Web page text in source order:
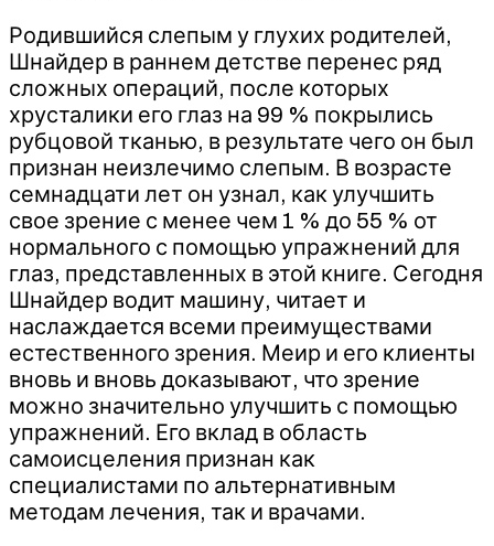
Родившийся слепым у глухих родителей,
Шнайдер в раннем детстве перенес ряд
сложных операций, после которых
хрусталики его глаз на 99 % покрылись
рубцовой тканью, в результате чего он был
признан неизлечимо слепым. В возрасте
семнадцати лет он узнал, как улучшить
свое зрение с менее чем 1 % до 55 % от
нормального с помощью упражнений для
глаз, представленных в этой книге. Сегодня
Шнайдер водит машину, читает и
наслаждается всеми преимуществами
естественного зрения. Меир и его клиенты
вновь и вновь доказывают, что зрение
можно значительно улучшить с помощью
упражнений. Его вклад в область
самоисцеления признан как
специалистами по альтернативным
методам лечения, так и врачами.